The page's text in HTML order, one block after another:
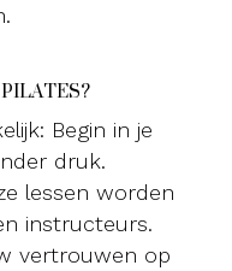
Begin in je
druk.
lessen worden
instructeurs.
vertrouwen op